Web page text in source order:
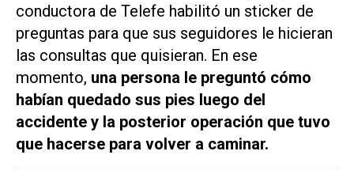
conductora de Telefe habilitó un sticker de
preguntas para que sus seguidores le hicieran
las consultas que quisieran. En ese
momento, una persona le preguntó cómo
habían quedado sus pies luego del
accidente y la posterior operación que tuvo
que hacerse para volver a caminar.